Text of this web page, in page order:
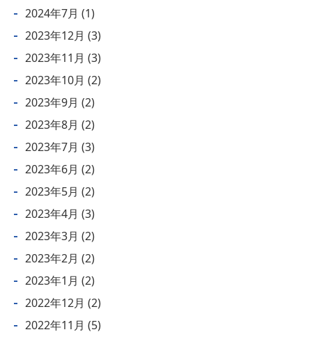
2024年7月 (1)
2023年12月 (3)
2023年11月 (3)
2023年10月 (2)
2023年9月 (2)
2023年8月 (2)
2023年7月 (3)
2023年6月 (2)
2023年5月 (2)
2023年4月 (3)
2023年3月 (2)
2023年2月 (2)
2023年1月 (2)
2022年12月 (2)
2022年11月 (5)